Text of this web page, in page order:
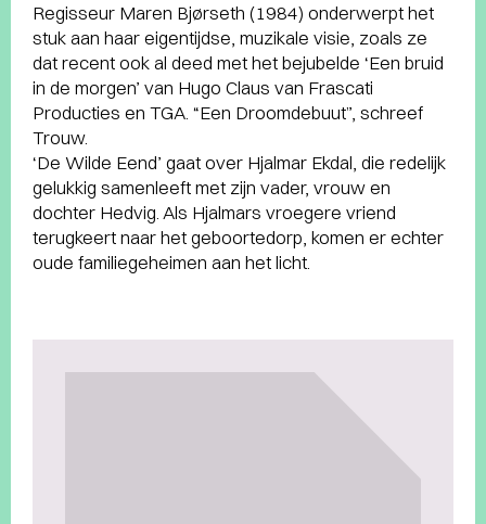
Regisseur Maren Bjørseth (1984) onderwerpt het
stuk aan haar eigentijdse, muzikale visie, zoals ze
dat recent ook al deed met het bejubelde ‘Een bruid
in de morgen’ van Hugo Claus van Frascati
Producties en TGA. “Een Droomdebuut”, schreef
Trouw.
‘De Wilde Eend’ gaat over Hjalmar Ekdal, die redelijk
gelukkig samenleeft met zijn vader, vrouw en
dochter Hedvig. Als Hjalmars vroegere vriend
terugkeert naar het geboortedorp, komen er echter
oude familiegeheimen aan het licht.